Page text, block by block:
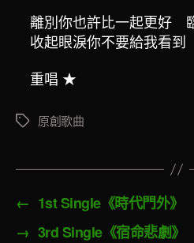
離別你也許比一起更好
收起眼淚你不要給我看到
重唱 ★
標
原創歌曲
← 1st Single《時代門外》
→ 3rd Single《宿命悲劇》